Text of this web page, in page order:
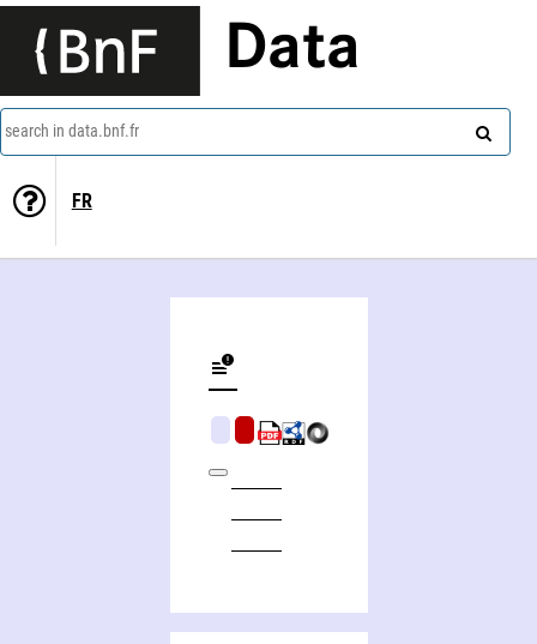
Data
search in data.bnf.fr
FR